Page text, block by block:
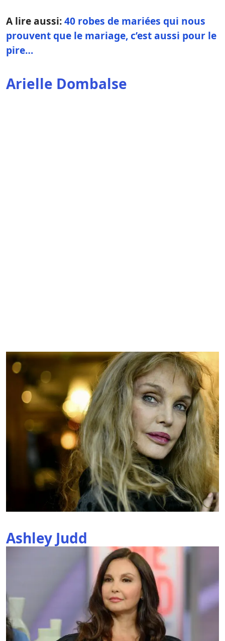
A lire aussi:40 robes de mariées qui nous
prouvent que le mariage, c’est aussi pour le
pire…
Arielle Dombalse
Ashley Judd